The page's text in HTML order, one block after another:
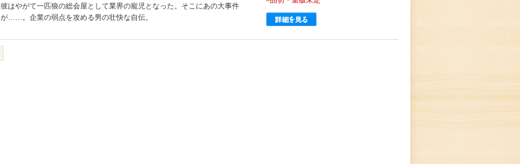
彼はやがて一匹狼の総会屋として業界の寵児となった。そこにあの大事件
が……。企業の弱点を攻める男の壮快な自伝。